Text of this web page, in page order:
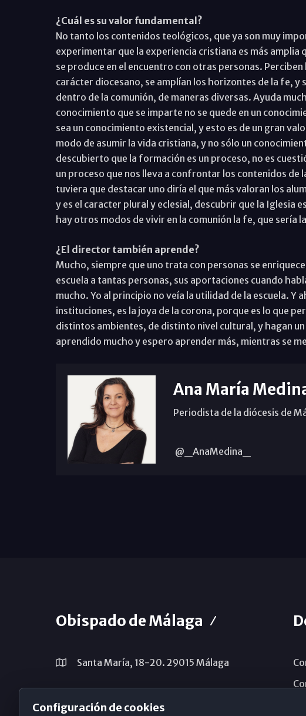
¿Cuál es su valor fundamental?
No tanto los contenidos teológicos, que ya son muy
experimentar que la experiencia cristiana es más amplia
se produce en el encuentro con otras personas.
carácter diocesano, se amplían los horizontes de la fe, y
dentro de la comunión, de maneras diversas. Ayuda
conocimiento que se imparte no se quede en un
sea un conocimiento existencial, y esto es de un gran
modo de asumir la vida cristiana, y no sólo un
descubierto que la formación es un proceso, no es
un proceso que nos lleva a confrontar los contenidos de
tuviera que destacar uno diría el que más valoran los
y es el caracter plural y eclesial, descubrir que la Iglesia
hay otros modos de vivir en la comunión la fe, que
¿El director también aprende?
Mucho, siempre que uno trata con personas se
escuela a tantas personas, sus aportaciones cuando
mucho. Yo al principio no veía la utilidad de la escuela.
instituciones, es la joya de la corona, porque es lo que
distintos ambientes, de distinto nivel cultural, y hagan
aprendido mucho y espero aprender más, mientras se
Ana María
Periodista de la diócesis de
@_AnaMedina_
Obispado de Málaga
Santa María, 18-20. 29015 Málaga
(+34) 952 224 386
Configuración de cookies